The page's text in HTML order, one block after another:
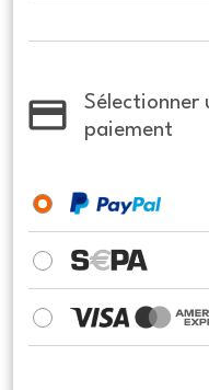
Sélectionner
paiement